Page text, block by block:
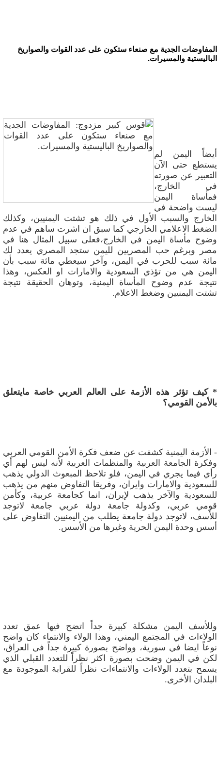
المفاوضات الجدية مع صنعاء ستكون على عدد القوات والصواريخ
الباليستية والمسيرات.
أيضاً اليمن لم
يستطع حتى الآن
التعبير عن صورته
في الخارج،
فمأساة اليمن
ليست واضحة في
الخارج والسبب الأول في ذلك هو تشتت اليمنيين، وكذلك
الضغط الاعلامي الخارجي كما سبق ان اشرت ساهم في عدم
وضوح مأساة اليمن في الخارج،فعلى سبيل المثال هنا في
مصر وبرغم حب المصريين لليمن ستجد المصري يعدد لك
مائة سبب للحرب في اليمن، وآخر سيعطي مائة سبب بأن
اليمن هي من تؤذي السعودية والامارات او العكس، وهذا
نتيجة عدم وضوح المأساة اليمنية، وتوهان الحقيقة نتيجة
تشتت اليمنيين وضغط الاعلام.
* كيف تؤثر هذه الأزمة على العالم العربي خاصة مايتعلق
بالأمن القومي؟
- الأزمة اليمنية كشفت عن ضعف فكرة الأمن القومي العربي
وفكرة الجامعة العربية والمنظمات العربية لأنه ليس لهم أي
رأي فيما يجري في اليمن، فلو تلاحظ المبعوث الدولي يذهب
للسعودية والامارات وايران، وفريقا التفاوض منهم من يذهب
للسعودية والآخر يذهب لإيران، انما كجامعة عربية، وكأمن
قومي عربي، وكدولة جامعة دولة عربي جامعة لاتوجد
للأسف، لاتوجد دولة جامعة يطلب من اليمنيين التفاوض على
أسس وحدة اليمن الحرية وغيرها من الأسس.
وللأسف اليمن مشكلة كبيرة جداً اتضح فيها عمق تعدد
الولاءات في المجتمع اليمني، وهذا الولاء والانتماء كان واضح
نوعاً ايضا في سورية، وواضح بصورة كبيرة جداً في العراق،
لكن في اليمن وضحت بصورة اكثر نظراً للتعدد القبلي الذي
يسمح بتعدد الولاءات والانتماءات نظراً للقرابة الموجودة مع
البلدان الأخرى.